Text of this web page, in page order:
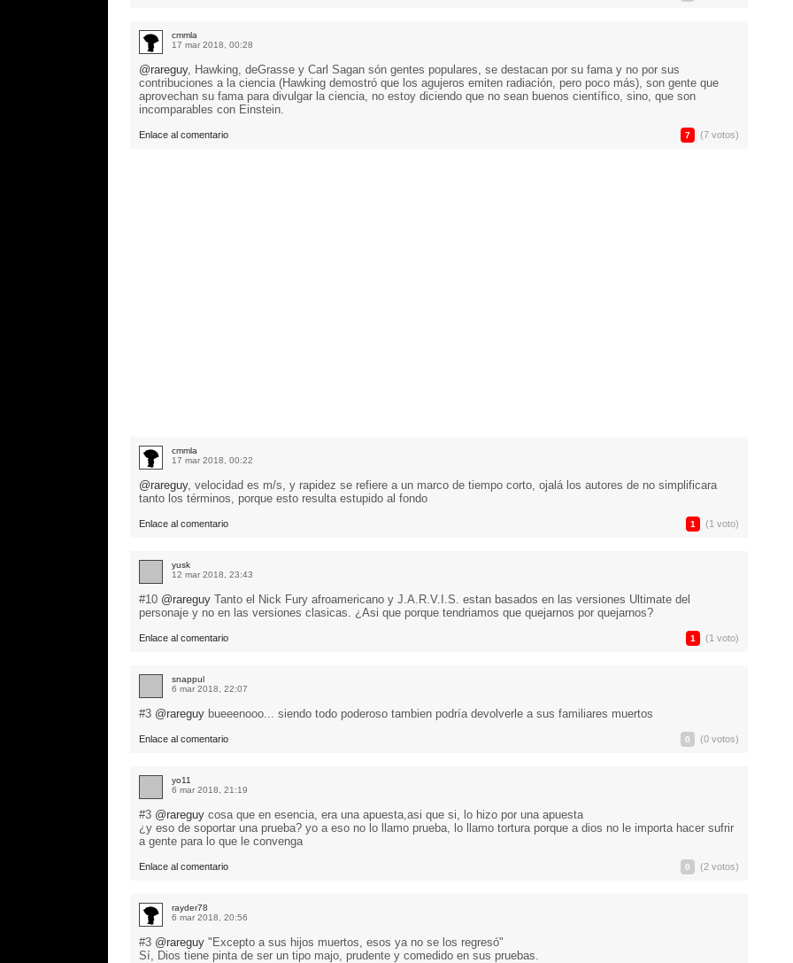
cmmla
17 mar 2018, 00:28
@rareguy, Hawking, deGrasse y Carl Sagan són gentes populares, se destacan por su fama y no por sus
contribuciones a la ciencia (Hawking demostró que los agujeros emiten radiación, pero poco más), son gente que
aprovechan su fama para divulgar la ciencia, no estoy diciendo que no sean buenos científico, sino, que son
incomparables con Einstein.
Enlace al comentario 7 (7 votos)
cmmla
17 mar 2018, 00:22
@rareguy, velocidad es m/s, y rapidez se refiere a un marco de tiempo corto, ojalá los autores de no simplificara
tanto los términos, porque esto resulta estupido al fondo
Enlace al comentario 1 (1 voto)
yusk
12 mar 2018, 23:43
#10 @rareguy Tanto el Nick Fury afroamericano y J.A.R.V.I.S. estan basados en las versiones Ultimate del
personaje y no en las versiones clasicas. ¿Asi que porque tendriamos que quejarnos por quejarnos?
Enlace al comentario 1 (1 voto)
snappul
6 mar 2018, 22:07
#3 @rareguy bueeenooo... siendo todo poderoso tambien podría devolverle a sus familiares muertos
Enlace al comentario 0 (0 votos)
yo11
6 mar 2018, 21:19
#3 @rareguy cosa que en esencia, era una apuesta,asi que si, lo hizo por una apuesta
¿y eso de soportar una prueba? yo a eso no lo llamo prueba, lo llamo tortura porque a dios no le importa hacer sufrir
a gente para lo que le convenga
Enlace al comentario 0 (2 votos)
rayder78
6 mar 2018, 20:56
#3 @rareguy "Excepto a sus hijos muertos, esos ya no se los regresó"
Sí, Dios tiene pinta de ser un tipo majo, prudente y comedido en sus pruebas.